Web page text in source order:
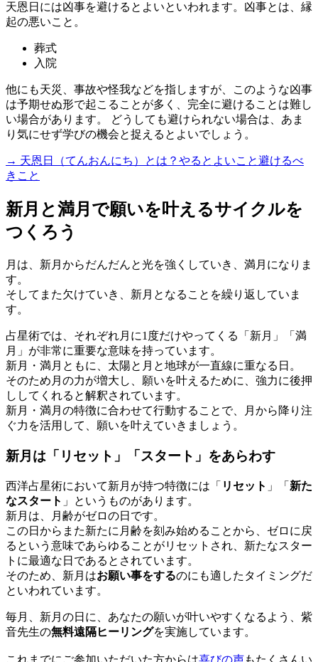
天恩日には凶事を避けるとよいといわれます。凶事とは、縁
起の悪いこと。
葬式
入院
他にも天災、事故や怪我などを指しますが、このような凶事
は予期せぬ形で起こることが多く、完全に避けることは難し
い場合があります。 どうしても避けられない場合は、あま
り気にせず学びの機会と捉えるとよいでしょう。
→ 天恩日（てんおんにち）とは？やるとよいこと避けるべ
きこと
新月と満月で願いを叶えるサイクルを
つくろう
月は、新月からだんだんと光を強くしていき、満月になりま
す。
そしてまた欠けていき、新月となることを繰り返していま
す。
占星術では、それぞれ月に1度だけやってくる「新月」「満
月」が非常に重要な意味を持っています。
新月・満月ともに、太陽と月と地球が一直線に重なる日。
そのため月の力が増大し、願いを叶えるために、強力に後押
ししてくれると解釈されています。
新月・満月の特徴に合わせて行動することで、月から降り注
ぐ力を活用して、願いを叶えていきましょう。
新月は「リセット」「スタート」をあらわす
西洋占星術において新月が持つ特徴には「 リセット 」「 新た
なスタート 」というものがあります。
新月は、月齢がゼロの日です。
この日からまた新たに月齢を刻み始めることから、ゼロに戻
るという意味であらゆることがリセットされ、新たなスター
トに最適な日であるとされています。
そのため、新月はお願い事をするのにも適したタイミングだ
といわれています。
毎月、新月の日に、あなたの願いが叶いやすくなるよう、紫
音先生の無料遠隔ヒーリングを実施しています。
これまでにご参加いただいた方からは喜びの声もたくさんい